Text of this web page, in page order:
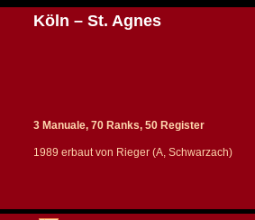
Köln – St. Agnes
3 Manuale, 70 Ranks, 50 Register
1989 erbaut von Rieger (A, Schwarzach)